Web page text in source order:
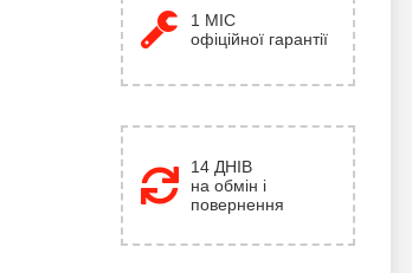
1 МІС
офіційної гарантії
14 ДНІВ
на обмін і
повернення